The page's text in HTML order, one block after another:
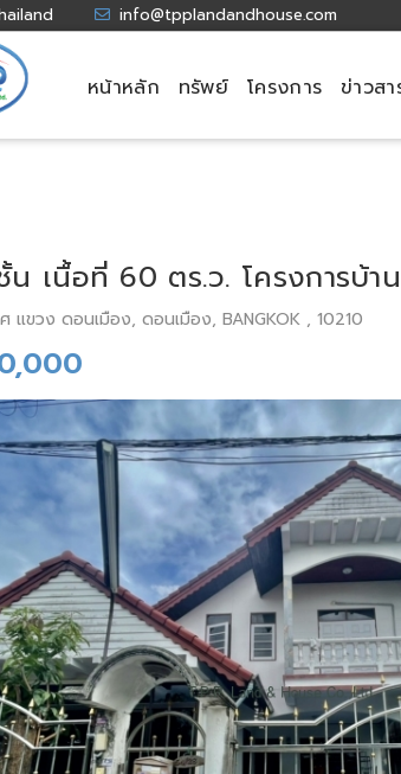
info@tpplandandhouse.com
หน้าหลัก ทรัพย์ โครงการ ข่าวสา
น เนื้อที่ 60 ตร.ว. โครงการบ้
แขวง ดอนเมือง, ดอนเมือง, BANGKOK , 10210